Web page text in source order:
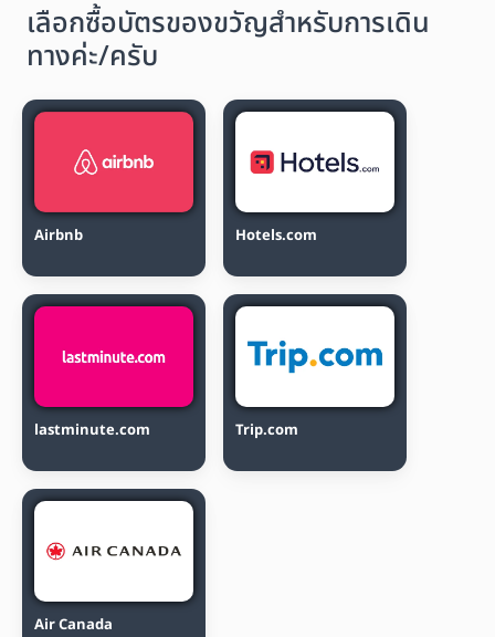
เลือกซื้อบัตรของขวัญสำหรับการเดิน
ทางค่ะ/ครับ
Airbnb Hotels.com
lastminute.com Trip.com
Air Canada